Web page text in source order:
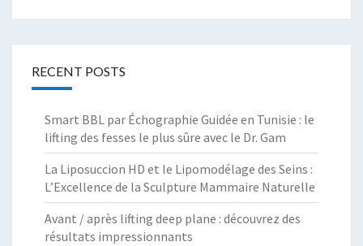
RECENT POSTS
Smart BBL par Échographie Guidée en Tunisie : le
lifting des fesses le plus sûre avec le Dr. Gam
La Liposuccion HD et le Lipomodélage des Seins :
L’Excellence de la Sculpture Mammaire Naturelle
Avant / après lifting deep plane : découvrez des
résultats impressionnants